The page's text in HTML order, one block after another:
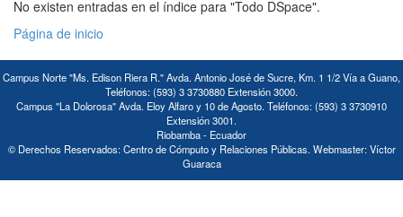
No existen entradas en el índice para "Todo DSpace".
Página de inicio
Campus Norte "Ms. Edison Riera R." Avda. Antonio José de Sucre, Km. 1 1/2 Vía a Guano,
Teléfonos: (593) 3 3730880 Extensión 3000.
Campus "La Dolorosa" Avda. Eloy Alfaro y 10 de Agosto. Teléfonos: (593) 3 3730910
Extensión 3001.
Riobamba - Ecuador
© Derechos Reservados: Centro de Cómputo y Relaciones Públicas. Webmaster: Víctor
Guaraca